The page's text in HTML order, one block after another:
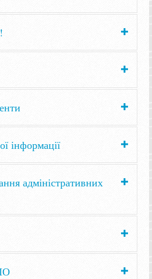
інформації
адміністративних